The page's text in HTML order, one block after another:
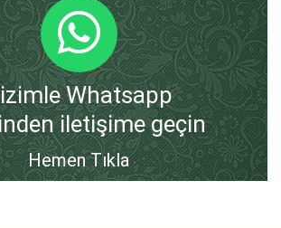
Whatsapp
iletişime geçin
Hemen Tıkla